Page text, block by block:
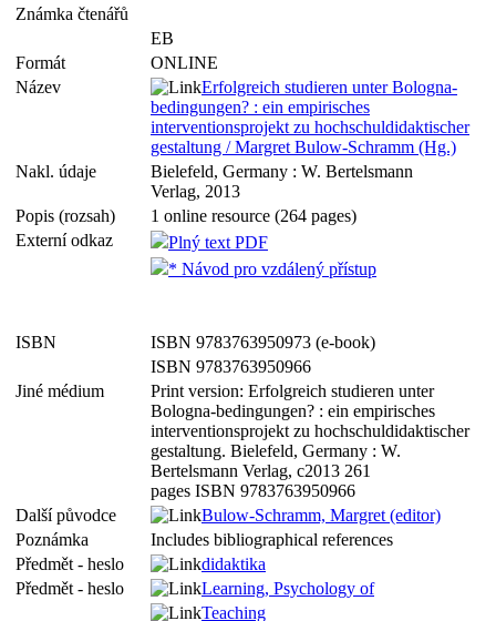
Známka čtenářů
EB
Formát
ONLINE
Název
Erfolgreich studieren unter Bologna-
bedingungen? : ein empirisches
interventionsprojekt zu hochschuldidaktischer
gestaltung / Margret Bulow-Schramm (Hg.)
Nakl. údaje
Bielefeld, Germany : W. Bertelsmann
Verlag, 2013
Popis (rozsah)
1 online resource (264 pages)
Externí odkaz
Plný text PDF
* Návod pro vzdálený přístup
ISBN
ISBN 9783763950973 (e-book)
ISBN 9783763950966
Jiné médium
Print version: Erfolgreich studieren unter
Bologna-bedingungen? : ein empirisches
interventionsprojekt zu hochschuldidaktischer
gestaltung. Bielefeld, Germany : W.
Bertelsmann Verlag, c2013 261
pages ISBN 9783763950966
Další původce
Bulow-Schramm, Margret (editor)
Poznámka
Includes bibliographical references
Předmět - heslo
didaktika
Předmět - heslo
Learning, Psychology of
Teaching